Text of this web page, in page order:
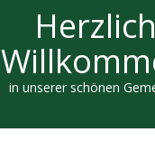
Herzlich
in unserer schönen